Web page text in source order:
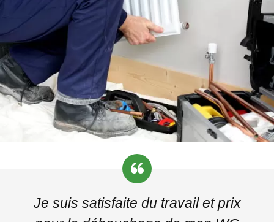
Je suis satisfaite du travail et prix